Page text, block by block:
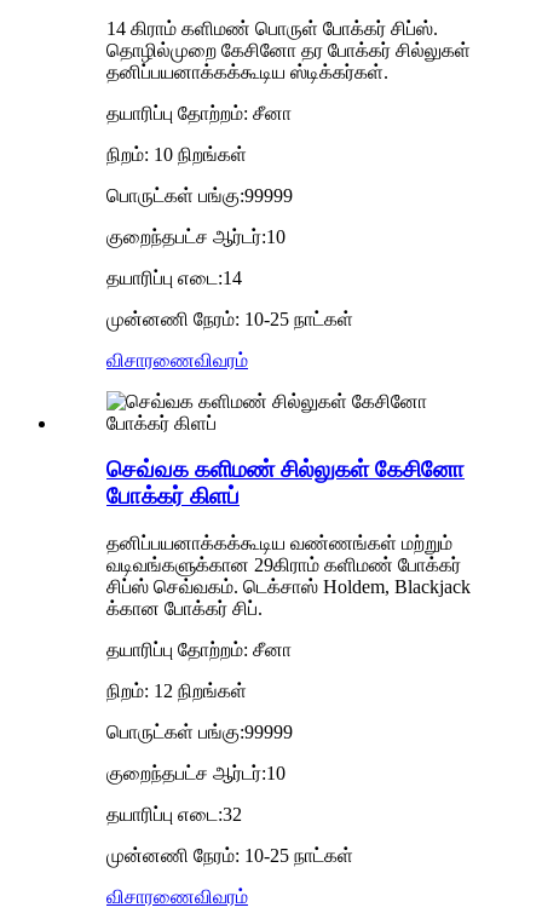
14 கிராம் களிமண் பொருள் போக்கர் சிப்ஸ்.
தொழில்முறை கேசினோ தர போக்கர் சில்லுகள்
தனிப்பயனாக்கக்கூடிய ஸ்டிக்கர்கள்.
தயாரிப்பு தோற்றம்: சீனா
நிறம்: 10 நிறங்கள்
பொருட்கள் பங்கு:99999
குறைந்தபட்ச ஆர்டர்:10
தயாரிப்பு எடை:14
முன்னணி நேரம்: 10-25 நாட்கள்
விசாரணைவிவரம்
செவ்வக களிமண் சில்லுகள் கேசினோ
போக்கர் கிளப்
தனிப்பயனாக்கக்கூடிய வண்ணங்கள் மற்றும்
வடிவங்களுக்கான 29கிராம் களிமண் போக்கர்
சிப்ஸ் செவ்வகம். டெக்சாஸ் Holdem, Blackjack
க்கான போக்கர் சிப்.
தயாரிப்பு தோற்றம்: சீனா
நிறம்: 12 நிறங்கள்
பொருட்கள் பங்கு:99999
குறைந்தபட்ச ஆர்டர்:10
தயாரிப்பு எடை:32
முன்னணி நேரம்: 10-25 நாட்கள்
விசாரணைவிவரம்